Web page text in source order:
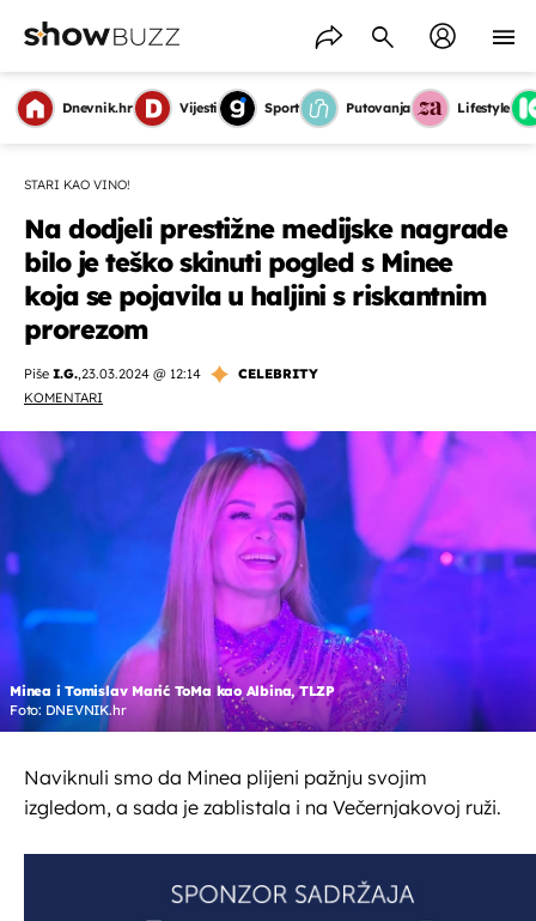
Dnevnik.hr Vijesti Sport Putovanja Lifestyle
STARI KAO VINO!
Na dodjeli prestižne medijske nagrade
bilo je teško skinuti pogled s Minee
koja se pojavila u haljini s riskantnim
prorezom
Piše I.G.,23.03.2024 @ 12:14
CELEBRITY
KOMENTARI
Minea i Tomislav Marić ToMa kao Albina, TLZP
Foto: DNEVNIK.hr
Naviknuli smo da Minea plijeni pažnju svojim
izgledom, a sada je zablistala i na Večernjakovoj ruži.
OMOGUĆI OBAVIJESTI